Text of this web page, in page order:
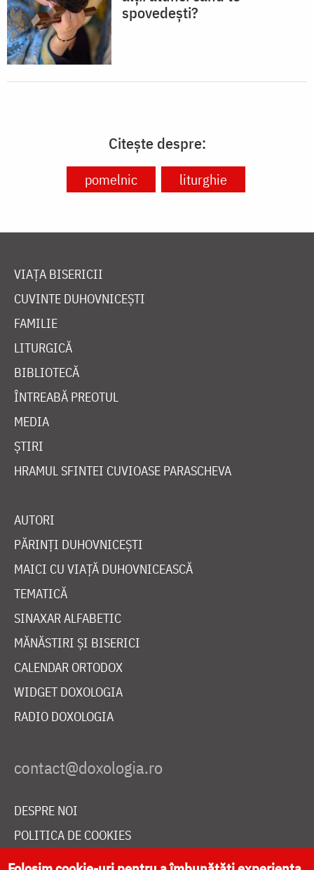
spovedești?
Citește despre:
pomelnic liturghie
VIAȚA BISERICII
CUVINTE DUHOVNICEȘTI
FAMILIE
LITURGICĂ
BIBLIOTECĂ
ÎNTREABĂ PREOTUL
MEDIA
ȘTIRI
HRAMUL SFINTEI CUVIOASE PARASCHEVA
AUTORI
PĂRINȚI DUHOVNICEȘTI
MAICI CU VIAȚĂ DUHOVNICEASCĂ
TEMATICĂ
SINAXAR ALFABETIC
MĂNĂSTIRI ȘI BISERICI
CALENDAR ORTODOX
WIDGET DOXOLOGIA
RADIO DOXOLOGIA
DESPRE NOI
POLITICA DE COOKIES
DONEAZĂ ONLINE PENTRU CATEDRALA NAȚIONALĂ